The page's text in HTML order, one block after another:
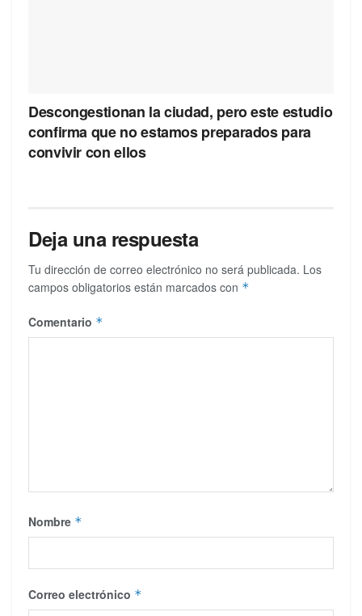
Descongestionan la ciudad, pero este estudio
confirma que no estamos preparados para
convivir con ellos
Deja una respuesta
Tu dirección de correo electrónico no será publicada. Los
campos obligatorios están marcados con *
Comentario *
Nombre *
Correo electrónico *